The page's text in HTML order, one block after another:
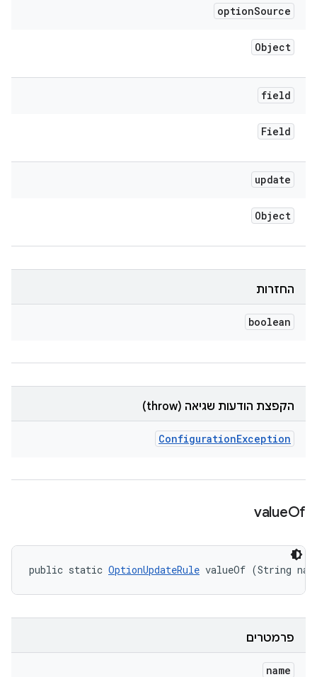
optionSource
Object
field
Field
update
Object
החזרות
boolean
הקפצת הודעות שגיאה (throw)
ConfigurationException
valueOf
public static OptionUpdateRule valueOf (String
פרמטרים
name